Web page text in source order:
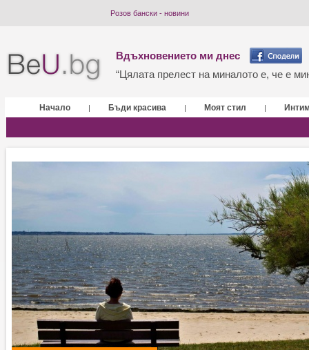
Розов бански - новини
Вдъхновението ми днес
“Цялата прелест на миналото е, че е
Начало | Бъди красива | Моят стил |